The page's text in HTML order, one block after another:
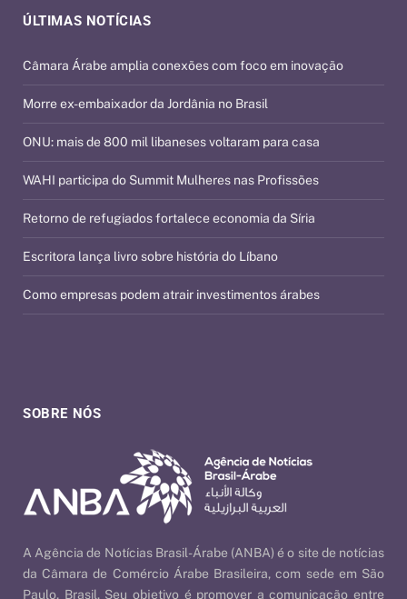
SOBRE NÓS
A Agência de Notícias Brasil-Árabe (ANBA) é o site de notícias
da Câmara de Comércio Árabe Brasileira, com sede em São
Paulo, Brasil. Seu objetivo é promover a comunicação entre
ÚLTIMAS NOTÍCIAS
Câmara Árabe amplia conexões com foco em inovação
Morre ex-embaixador da Jordânia no Brasil
ONU: mais de 800 mil libaneses voltaram para casa
WAHI participa do Summit Mulheres nas Profissões
Retorno de refugiados fortalece economia da Síria
Escritora lança livro sobre história do Líbano
Como empresas podem atrair investimentos árabes